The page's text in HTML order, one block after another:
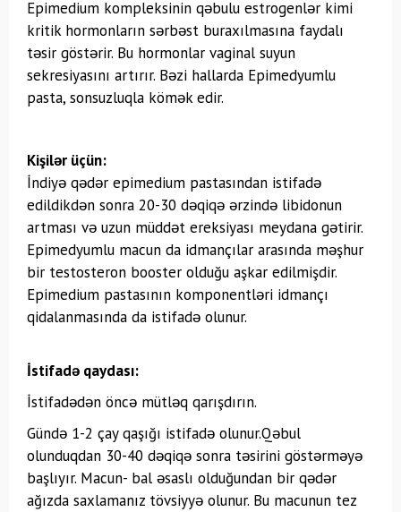
Epimedium kompleksinin qəbulu estrogenlər kimi
kritik hormonların sərbəst buraxılmasına faydalı
təsir göstərir. Bu hormonlar vaginal suyun
sekresiyasını artırır. Bəzi hallarda Epimedyumlu
pasta, sonsuzluqla kömək edir.
Kişilər üçün:
İndiyə qədər epimedium pastasından istifadə
edildikdən sonra 20-30 dəqiqə ərzində libidonun
artması və uzun müddət ereksiyası meydana gətirir.
Epimedyumlu macun da idmançılar arasında məşhur
bir testosteron booster olduğu aşkar edilmişdir.
Epimedium pastasının komponentləri idmançı
qidalanmasında da istifadə olunur.
İstifadə qaydası:
İstifadədən öncə mütləq qarışdırın.
Gündə 1-2 çay qaşığı istifadə olunur.Qəbul
olunduqdan 30-40 dəqiqə sonra təsirini göstərməyə
başlıyır. Macun- bal əsaslı olduğundan bir qədər
ağızda saxlamanız tövsiyyə olunur. Bu macunun tez